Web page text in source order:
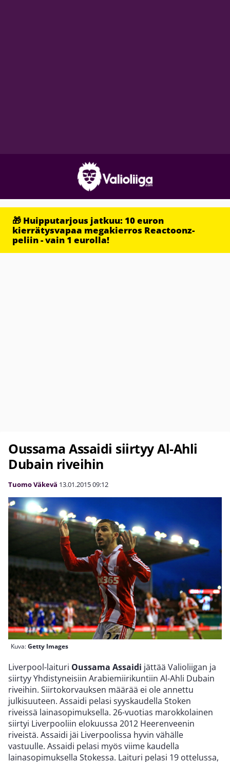
🎁 Huipputarjous jatkuu: 10 euron
kierrätysvapaa megakierros Reactoonz-
peliin - vain 1 eurolla!
Oussama Assaidi siirtyy Al-Ahli
Dubain riveihin
Tuomo Väkevä 13.01.201509:12
Kuva:Getty Images
Liverpool-laituri Oussama Assaidi jättää Valioliigan ja
siirtyy Yhdistyneisiin Arabiemiirikuntiin Al-Ahli Dubain
riveihin. Siirtokorvauksen määrää ei ole annettu
julkisuuteen. Assaidi pelasi syyskaudella Stoken
riveissä lainasopimuksella. 26-vuotias marokkolainen
siirtyi Liverpooliin elokuussa 2012 Heerenveenin
riveistä. Assaidi jäi Liverpoolissa hyvin vähälle
vastuulle. Assaidi pelasi myös viime kaudella
lainasopimuksella Stokessa. Laituri pelasi 19 ottelussa,